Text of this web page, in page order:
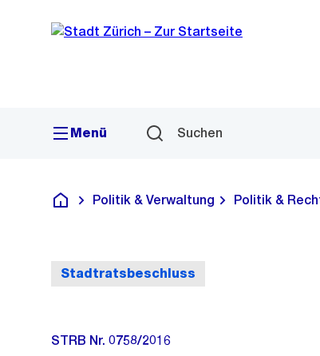
Navigation
Sprunglink
Menü Suchen
Deutsch
Politik & Verwaltung Politik &
Stadtratsbeschluss
STRB Nr. 0758/2016